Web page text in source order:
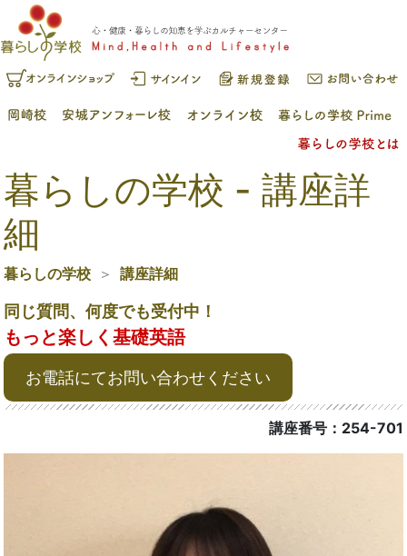
暮らしの学校 - 講座詳
細
暮らしの学校 講座詳細
同じ質問、何度でも受付中！
もっと楽しく基礎英語
お電話にてお問い合わせください
講座番号：254-701